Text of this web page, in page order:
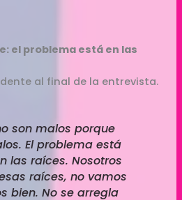
el problema está en las
al final de la entrevista.
son malos porque
El problema está
las raíces. Nosotros
raíces, no vamos
bien. No se arregla